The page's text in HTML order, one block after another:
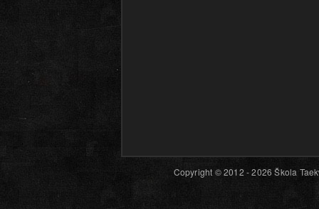
Copyright © 2012 - 2026 Škola